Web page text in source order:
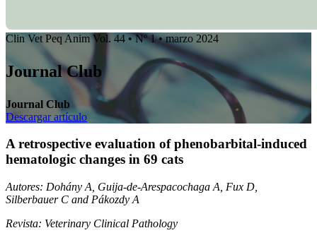
Clin Vet Peq Anim Vol. 44 • Nº 1 • marzo 2024
Journal Club
Journal Club
Descargar artículo
A retrospective evaluation of phenobarbital-induced
hematologic changes in 69 cats
Autores: Dohány A, Guija-de-Arespacochaga A, Fux D,
Silberbauer C and Pákozdy A
Revista: Veterinary Clinical Pathology